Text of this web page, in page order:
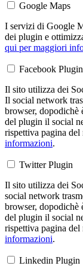
Google Maps
I servizi di Google
dei plugin e
qui per maggiori
Facebook Plugin
Il sito utilizza dei
Il social network
browser, dopodichè
del plugin il social
rispettiva pagina del
informazioni.
Twitter Plugin
Il sito utilizza dei
social network
browser, dopodichè
del plugin il social
rispettiva pagina del
informazioni.
Linkedin Plugin